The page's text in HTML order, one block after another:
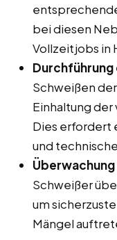
bei diesen
Vollzeitjobs in
Schweißen
Einhaltung
Dies erfordert
und
Schweißer
um
Mängel